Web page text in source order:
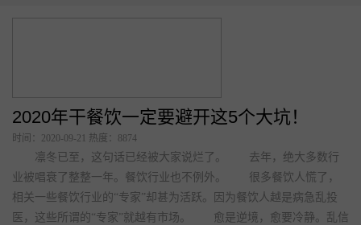
2020年干餐饮一定要避开这5个大坑！
时间：2020-09-21 热度：8874
凛冬已至，这句话已经被大家说烂了。 去年，绝大多数行
业被唱衰了整整一年。餐饮行业也不例外。 很多餐饮人慌了，
相关一些餐饮行业的“专家”却甚为活跃。因为餐饮人越是病急乱投
医，这些所谓的“专家”就越有市场。 愈是逆境，愈要冷静。乱信